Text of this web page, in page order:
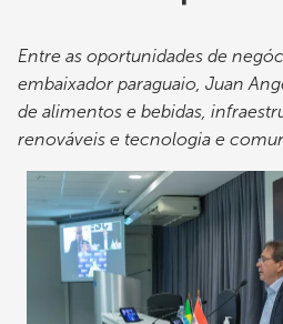
Entre as oportunidades de
embaixador paraguaio, Juan
de alimentos e bebidas,
renováveis e tecnologia e